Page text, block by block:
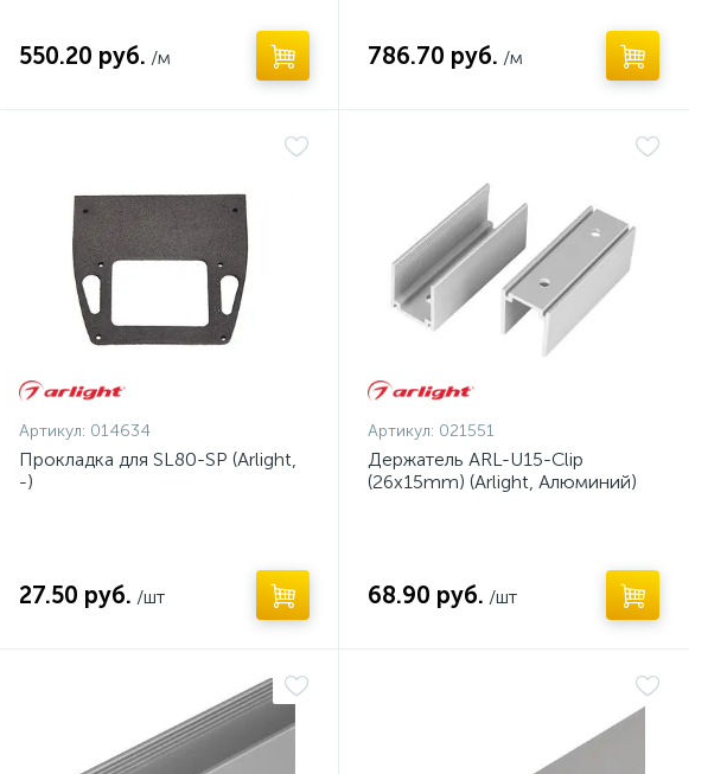
550.20 руб. /м 786.70 руб. /м
Артикул: 014634
Прокладка для SL80-SP (Arlight,
-)
27.50 руб. /шт
Артикул: 021551
Держатель ARL-U15-Clip
(26x15mm) (Arlight, Алюминий)
68.90 руб. /шт